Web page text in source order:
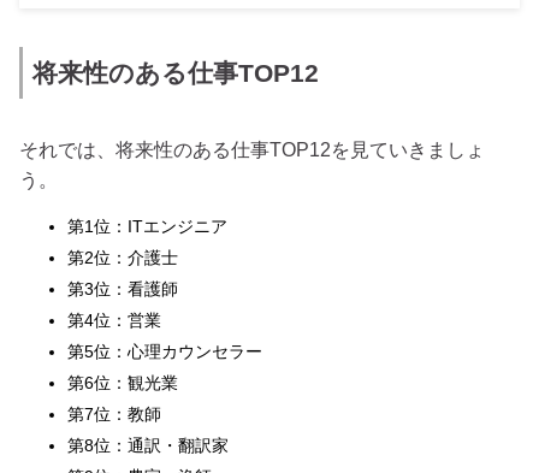
将来性のある仕事TOP12
それでは、将来性のある仕事TOP12を見ていきましょ
う。
第1位：ITエンジニア
第2位：介護士
第3位：看護師
第4位：営業
第5位：心理カウンセラー
第6位：観光業
第7位：教師
第8位：通訳・翻訳家